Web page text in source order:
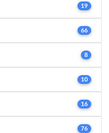
19
66
8
10
16
76